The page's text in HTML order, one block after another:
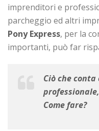
imprenditori e
parcheggio ed altri
Pony Express, per la
importanti, può far
Ciò che
Come fare?